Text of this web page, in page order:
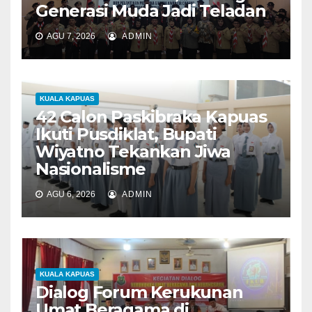
Generasi Muda Jadi Teladan
AGU 7, 2026 ADMIN
KUALA KAPUAS
42 Calon Paskibraka Kapuas
Ikuti Pusdiklat, Bupati
Wiyatno Tekankan Jiwa
Nasionalisme
AGU 6, 2026 ADMIN
KUALA KAPUAS
Dialog Forum Kerukunan